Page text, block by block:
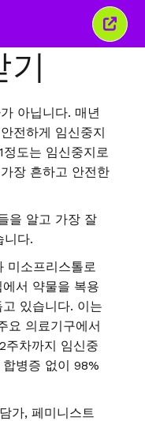
이
창
기
아닙니다. 매년
전하게 임신중지
도는 임신중지로
장 흔하고 안전한
을 알고 가장 잘
니다.
미소프리스톨로
서 약물을 복용
있습니다. 이는
요 의료기구에서
주차까지 임신중
병증 없이 98%
가, 페미니스트